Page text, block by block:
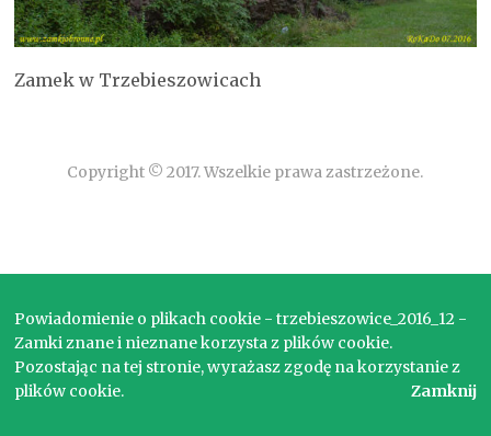
Zamek w Trzebieszowicach
Copyright © 2017. Wszelkie prawa zastrzeżone.
Powiadomienie o plikach cookie - trzebieszowice_2016_12 -
Zamki znane i nieznane korzysta z plików cookie.
Pozostając na tej stronie, wyrażasz zgodę na korzystanie z
plików cookie.
Zamknij